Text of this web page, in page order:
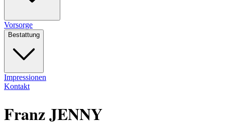
Vorsorge
Bestattung
Impressionen
Kontakt
Franz JENNY